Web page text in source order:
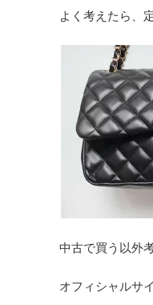
よく考えたら、
中古で買う以外
オフィシャルサ